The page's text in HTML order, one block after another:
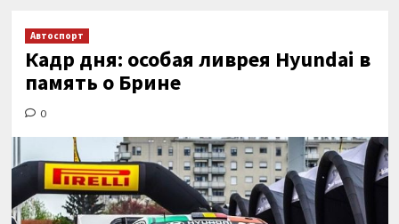
Автоспорт
Кадр дня: особая ливрея Hyundai в
память о Брине
0